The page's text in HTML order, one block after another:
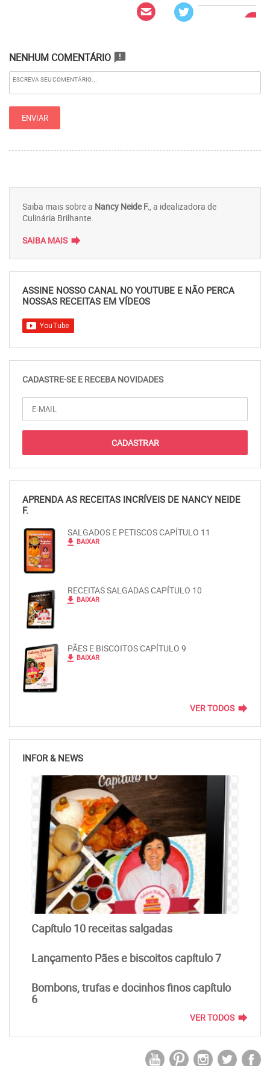
NENHUM COMENTÁRIO announcement
Saiba mais sobre a Nancy Neide F., a idealizadora de
Culinária Brilhante.
SAIBA MAIS forward
ASSINE NOSSO CANAL NO YOUTUBE E NÃO PERCA
NOSSAS RECEITAS EM VÍDEOS
CADASTRE-SE E RECEBA NOVIDADES
APRENDA AS RECEITAS INCRÍVEIS DE NANCY NEIDE
F.
SALGADOS E PETISCOS CAPÍTULO 11
file_download BAIXAR
RECEITAS SALGADAS CAPÍTULO 10
file_download BAIXAR
PÃES E BISCOITOS CAPÍTULO 9
file_download BAIXAR
VER TODOS forward
INFOR & NEWS
Capítulo 10 receitas salgadas
Lançamento Pães e biscoitos capítulo 7
Bombons, trufas e docinhos finos capítulo
6
VER TODOS forward